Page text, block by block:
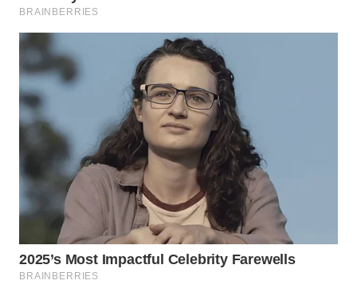
WAHANA
LISTRIK
WAHANA
TRAVEL
WAHANA
WAHANANEWS
ID
WAHANANEWS
CO ID